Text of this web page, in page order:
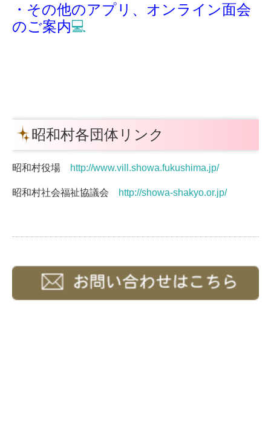
・その他のアプリ、オンライン面会
のご案内💻
昭和村各団体リンク
昭和村役場 http://www.vill.showa.fukushima.jp/
昭和村社会福祉協議会 http://showa-shakyo.or.jp/